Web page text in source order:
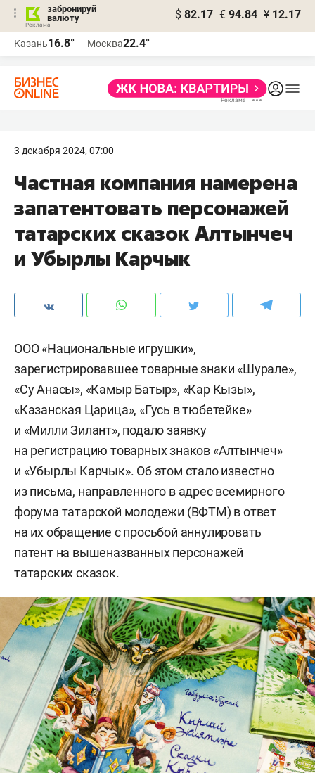
забронируй
валюту
$ 82.17 € 94.84 ¥ 12.17
Казань16.8° Москва22.4°
3 декабря 2024, 07:00
Частная компания намерена
запатентовать персонажей
татарских сказок Алтынчеч
и Убырлы Карчык
ООО «Национальные игрушки»,
зарегистрировавшее товарные знаки «Шурале»,
«Су Анасы», «Камыр Батыр», «Кар Кызы»,
«Казанская Царица», «Гусь в тюбетейке»
и «Милли Зилант», подало заявку
на регистрацию товарных знаков «Алтынчеч»
и «Убырлы Карчык». Об этом стало известно
из письма, направленного в адрес всемирного
форума татарской молодежи (ВФТМ) в ответ
на их обращение с просьбой аннулировать
патент на вышеназванных персонажей
татарских сказок.